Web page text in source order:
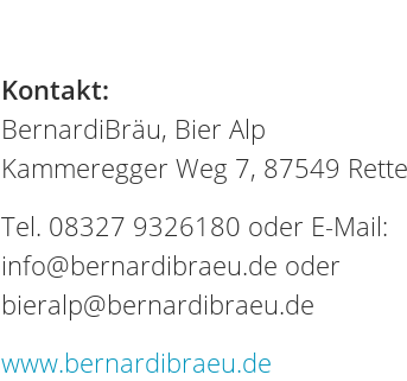
Kontakt:
BernardiBräu, Bier Alp
Kammeregger Weg 7, 87549
Tel. 08327 9326180 oder E-Mail:
info@bernardibraeu.de oder
bieralp@bernardibraeu.de
www.bernardibraeu.de